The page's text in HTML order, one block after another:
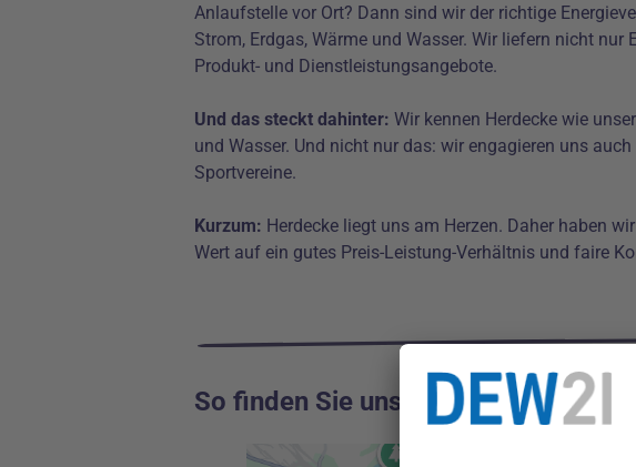
Anlaufstelle vor Ort? Dann sind wir der richtige
Strom, Erdgas, Wärme und Wasser. Wir liefern nicht
Produkt- und Dienstleistungsangebote.
Und das steckt dahinter: Wir kennen Herdecke wie
und Wasser. Und nicht nur das: wir engagieren uns
Sportvereine.
Kurzum: Herdecke liegt uns am Herzen. Daher haben
Wert auf ein gutes Preis-Leistung-Verhältnis und faire
So finden Sie uns: